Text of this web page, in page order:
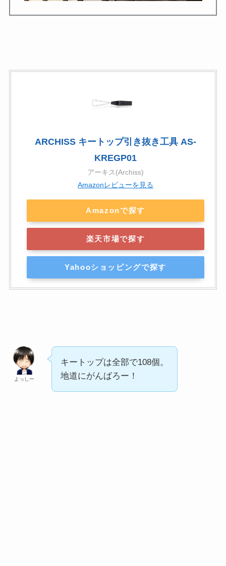
ARCHISS キートップ引き抜き工具 AS-
KREGP01
アーキス(Archiss)
Amazonレビューを見る
Amazonで探す
楽天市場で探す
Yahooショッピングで探す
よっしー
キートップは全部で108個。
地道にがんばろー！